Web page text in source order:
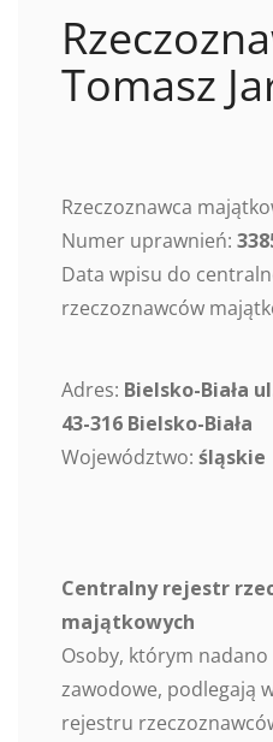
Tomasz
Rzeczoznawca
Numer uprawnień:
Data wpisu do
rzeczoznawców
Adres: Bielsko-Biała
43-316 Bielsko-Biała
Województwo: śląskie
Centralny rejestr
majątkowych
Osoby, którym
zawodowe, podlegają
rejestru